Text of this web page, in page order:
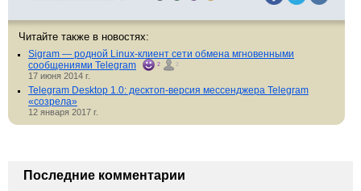
Читайте также в новостях:
Sigram — родной Linux-клиент сети обмена мгновенными
сообщениями Telegram
2 2
17 июня 2014 г.
Telegram Desktop 1.0: десктоп-версия мессенджера Telegram
«созрела»
12 января 2017 г.
Последние комментарии